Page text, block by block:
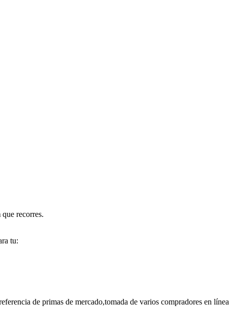
recorres.
tu:
de primas de mercado,tomada de varios compradores en